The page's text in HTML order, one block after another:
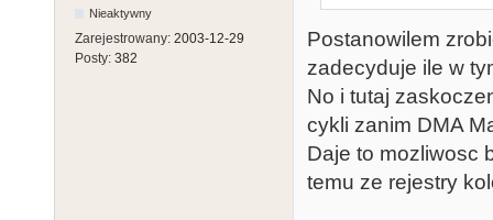
Nieaktywny
Zarejestrowany: 2003-12-29
Posty: 382
Postanowilem
zadecyduje ile w
No i tutaj
cykli zanim DMA
Daje to mozliwosc
temu ze rejestry